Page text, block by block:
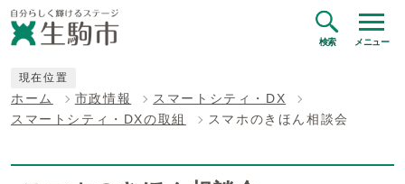
検索 メニュー
現在位置
ホーム 市政情報
スマートシティ・DX
スマートシティ・DXの取組
スマホのきほん相談会